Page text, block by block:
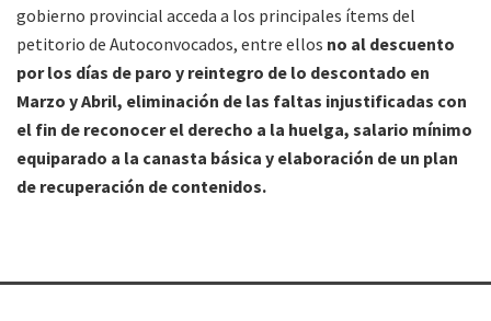
gobierno provincial acceda a los principales ítems del
petitorio de Autoconvocados, entre ellos no al descuento
por los días de paro y reintegro de lo descontado en
Marzo y Abril, eliminación de las faltas injustificadas con
el fin de reconocer el derecho a la huelga, salario mínimo
equiparado a la canasta básica y elaboración de un plan
de recuperación de contenidos.